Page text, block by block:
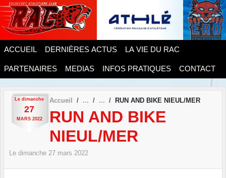
ACCUEIL DERNIÈRES ACTUS LA VIE DU RAC
PARTENAIRES MEDIAS INFOS PRATIQUES CONTACT
Le dimanche
27
MARS 2022
Accueil RUN AND BIKE NIEUL/MER
RUN AND BIKE
NIEUL/MER
Le dimanche 27 mars 2022
Panneau de gestion des cookies